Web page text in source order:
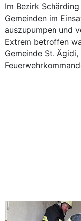
Im Bezirk
Gemeinden im
auszupumpen und
Extrem betroffen
Gemeinde St.